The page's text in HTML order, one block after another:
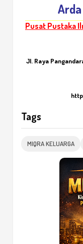
Pusat Pustaka
Jl. Raya
Tags
MIQRA KELUARGA